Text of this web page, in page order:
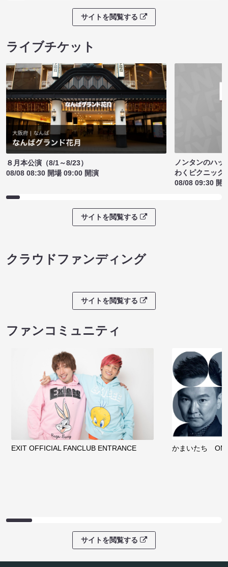
サイトを閲覧する
ライブチケット
８月本公演（8/1～8/23）
08/08 08:30 開場 09:00 開演
ノンタンのハッ
わくピクニック
08/08 09:30 開
サイトを閲覧する
クラウドファンディング
サイトを閲覧する
ファンコミュニティ
EXIT OFFICIAL FANCLUB ENTRANCE かまいたち
サイトを閲覧する